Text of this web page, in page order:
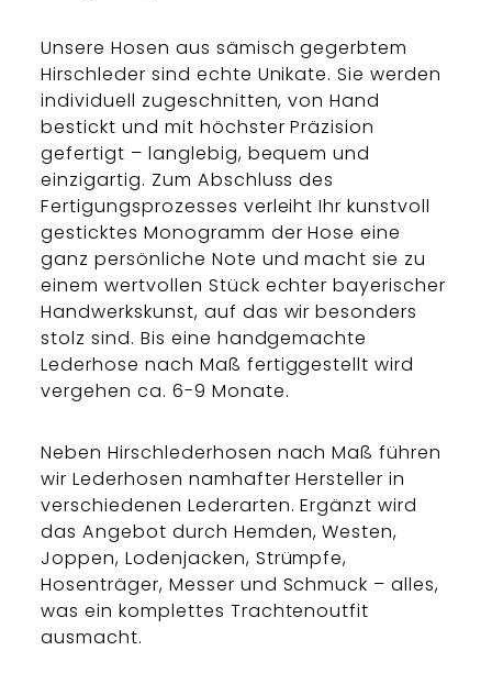
Unsere Hosen aus sämisch gegerbtem
Hirschleder sind echte Unikate. Sie werden
individuell zugeschnitten, von Hand
bestickt und mit höchster Präzision
gefertigt – langlebig, bequem und
einzigartig. Zum Abschluss des
Fertigungsprozesses verleiht Ihr kunstvoll
gesticktes Monogramm der Hose eine
ganz persönliche Note und macht sie zu
einem wertvollen Stück echter bayerischer
Handwerkskunst, auf das wir besonders
stolz sind. Bis eine handgemachte
Lederhose nach Maß fertiggestellt wird
vergehen ca. 6-9 Monate.
Neben Hirschlederhosen nach Maß führen
wir Lederhosen namhafter Hersteller in
verschiedenen Lederarten. Ergänzt wird
das Angebot durch Hemden, Westen,
Joppen, Lodenjacken, Strümpfe,
Hosenträger, Messer und Schmuck – alles,
was ein komplettes Trachtenoutfit
ausmacht.